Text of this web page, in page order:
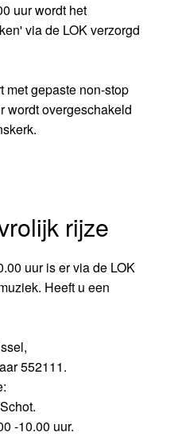
uur wordt het
via de LOK verzorgd
met gepaste non-stop
wordt overgeschakeld
rijze
uur is er via de LOK
Heeft u een
552111.
-10.00 uur.